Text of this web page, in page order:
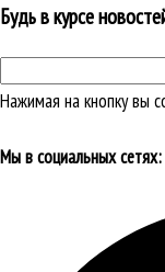
Будь в курсе
Нажимая на кнопку вы
Мы в социальных сетях: